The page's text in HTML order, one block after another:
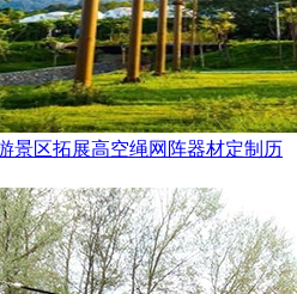
景区拓展高空绳网阵器材定制历